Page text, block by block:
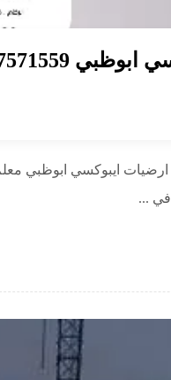
ايبوكسي ابوظبي
...